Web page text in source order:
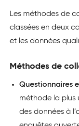
Les méthodes de
classées en deux
et les données
Méthodes de
Questionnaires
méthode la plus
des données à